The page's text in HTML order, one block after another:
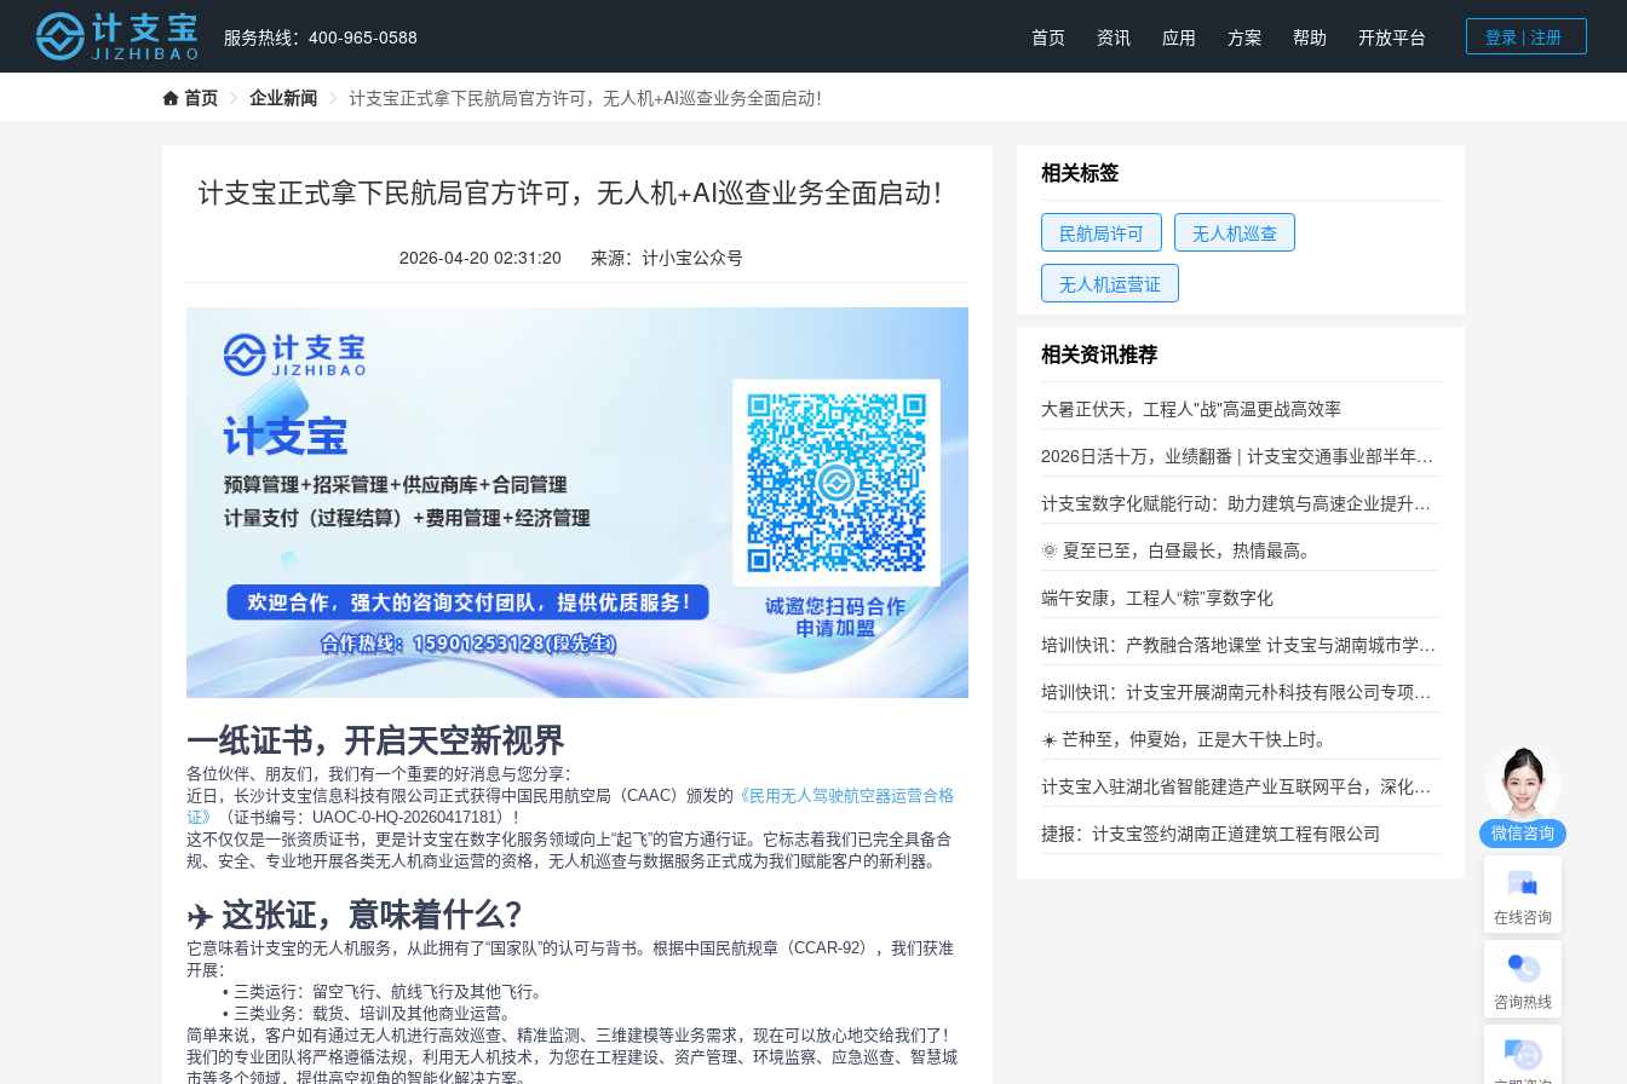
服务热线：400-965-0588 首页 资讯 应用 方案 帮助 开放平台 登录 | 注册
首页 企业新闻 计支宝正式拿下民航局官方许可，无人机+AI巡查业务全面启动！
计支宝正式拿下民航局官方许可，无人机+AI巡查业务全面启动！
2026-04-20 02:31:20 来源：计小宝公众号
一纸证书，开启天空新视界
各位伙伴、朋友们，我们有一个重要的好消息与您分享：
近日，长沙计支宝信息科技有限公司正式获得中国民用航空局（CAAC）颁发的 《民用无人驾驶航空器运营合格
证》
（证书编号：UAOC-0-HQ-20260417181）！
这不仅仅是一张资质证书，更是计支宝在数字化服务领域向上“起飞”的官方通行证。它标志着我们已完全具备合
规、安全、专业地开展各类无人机商业运营的资格，无人机巡查与数据服务正式成为我们赋能客户的新利器。
✈️ 这张证，意味着什么？
它意味着计支宝的无人机服务，从此拥有了“国家队”的认可与背书。根据中国民航规章（CCAR-92），我们获准
开展：
三类运行：留空飞行、航线飞行及其他飞行。
三类业务：载货、培训及其他商业运营。
简单来说，客户如有通过无人机进行高效巡查、精准监测、三维建模等业务需求，现在可以放心地交给我们了！
我们的专业团队将严格遵循法规，利用无人机技术，为您在工程建设、资产管理、环境监察、应急巡查、智慧城
市等多个领域，提供高空视角的智能化解决方案。
相关标签
民航局许可 无人机巡查
无人机运营证
相关资讯推荐
大暑正伏天，工程人"战"高温更战高效率
2026日活十万，业绩翻番 | 计支宝交通事业部半年度总结暨下半年攻坚启动大会圆满召开
计支宝数字化赋能行动：助力建筑与高速企业提升管理效能
🌞 夏至已至，白昼最长，热情最高。
端午安康，工程人“粽”享数字化
培训快讯：产教融合落地课堂 计支宝与湖南城市学院校企合作再深化
培训快讯：计支宝开展湖南元朴科技有限公司专项培训
☀️ 芒种至，仲夏始，正是大干快上时。
计支宝入驻湖北省智能建造产业互联网平台，深化省级生态战略合作
捷报：计支宝签约湖南正道建筑工程有限公司
微信咨询
在线咨询
咨询热线